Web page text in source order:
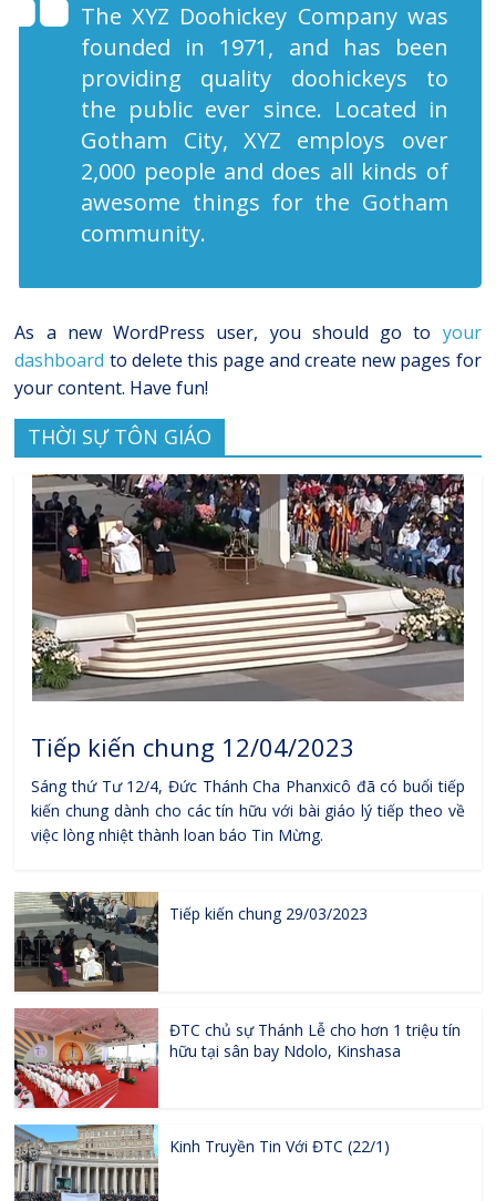
The XYZ Doohickey Company was
founded in 1971, and has been
providing quality doohickeys to
the public ever since. Located in
Gotham City, XYZ employs over
2,000 people and does all kinds of
awesome things for the Gotham
community.
As a new WordPress user, you should go to your
dashboard to delete this page and create new pages for
your content. Have fun!
THỜI SỰ TÔN GIÁO
Tiếp kiến chung 12/04/2023
Sáng thứ Tư 12/4, Đức Thánh Cha Phanxicô đã có buổi tiếp
kiến chung dành cho các tín hữu với bài giáo lý tiếp theo về
việc lòng nhiệt thành loan báo Tin Mừng.
Tiếp kiến chung 29/03/2023
ĐTC chủ sự Thánh Lễ cho hơn 1 triệu tín
hữu tại sân bay Ndolo, Kinshasa
Kinh Truyền Tin Với ĐTC (22/1)